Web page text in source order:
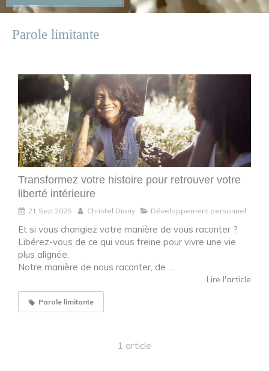
Parole limitante
Transformez votre histoire pour retrouver votre
liberté intérieure
21 Sep 2025 Christel Diony Développement personnel
Et si vous changiez votre manière de vous raconter ?
Libérez-vous de ce qui vous freine pour vivre une vie
plus alignée.
Notre manière de nous raconter, de ...
Lire l'article
Parole limitante
1 article